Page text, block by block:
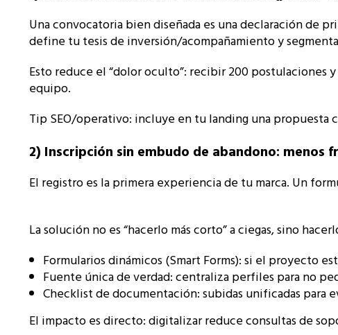
Una convocatoria bien diseñada es una declaración de
define tu tesis de inversión/acompañamiento y
Esto reduce el “dolor oculto”: recibir 200 postulaciones
equipo.
Tip SEO/operativo: incluye en tu landing una propuesta
2) Inscripción sin embudo de abandono: menos
El registro es la primera experiencia de tu marca. Un
La solución no es “hacerlo más corto” a ciegas, sino
Formularios dinámicos (Smart Forms): si el proyecto
Fuente única de verdad: centraliza perfiles para no
Checklist de documentación: subidas unificadas para
El impacto es directo: digitalizar reduce consultas de